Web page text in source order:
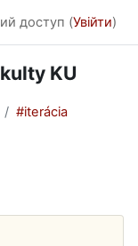
доступ (Увійти)
KU
#iterácia